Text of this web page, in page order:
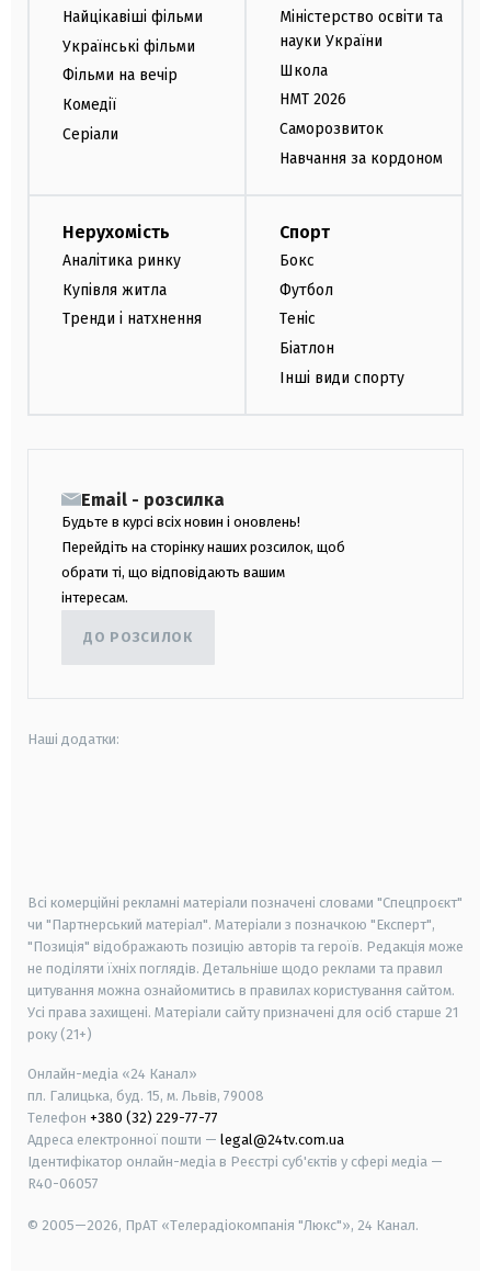
Найцікавіші фільми
Українські фільми
Фільми на вечір
Комедії
Серіали
Міністерство освіти та
науки України
Школа
НМТ 2026
Саморозвиток
Навчання за кордоном
Нерухомість
Аналітика ринку
Купівля житла
Тренди і натхнення
Спорт
Бокс
Футбол
Теніс
Біатлон
Інші види спорту
Email - розсилка
Будьте в курсі всіх новин і оновлень!
Перейдіть на сторінку наших розсилок, щоб
обрати ті, що відповідають вашим
інтересам.
ДО РОЗСИЛОК
Наші додатки:
Всі комерційні рекламні матеріали позначені словами "Спецпроєкт"
чи "Партнерський матеріал". Матеріали з позначкою "Експерт",
"Позиція" відображають позицію авторів та героїв. Редакція може
не поділяти їхніх поглядів. Детальніше щодо реклами та правил
цитування можна ознайомитись в правилах користування сайтом.
Усі права захищені. Матеріали сайту призначені для осіб старше 21
року (21+)
Онлайн-медіа «24 Канал»
пл. Галицька, буд. 15, м. Львів, 79008
Телефон +380 (32) 229-77-77
Адреса електронної пошти — legal@24tv.com.ua
Ідентифікатор онлайн-медіа в Реєстрі суб'єктів у сфері медіа —
R40-06057
© 2005—2026, ПрАТ «Телерадіокомпанія "Люкс"», 24 Канал.